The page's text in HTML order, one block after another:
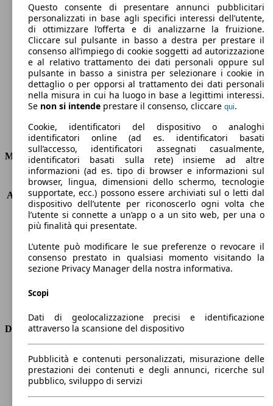
109 g/km
Emissioni di CO2 (combinato)*
Ø 4.2 l/100km
Consumi
Motore e Prestazioni
KW (PS)
110 kW (150 PS)
Accelerazione (0-100 km/h) 8.2s
Velocità massima (km/h)
220 km/h
Numero di marce
8
Cilindrata
2143 ccm
Carburante
Diesel
Trasmissione
Dimensioni
Lunghezza
4640 mm
Altezza
1440 mm
Larghezza
2020 mm
Passo
2820 mm
Questo consente di presentare annunci pubblicitari
personalizzati in base agli specifici interessi dell’utente,
di ottimizzare l’offerta e di analizzarne la fruizione.
Cliccare sul pulsante in basso a destra per prestare il
consenso all’impiego di cookie soggetti ad autorizzazione
e al relativo trattamento dei dati personali oppure sul
pulsante in basso a sinistra per selezionare i cookie in
dettaglio o per opporsi al trattamento dei dati personali
nella misura in cui ha luogo in base a legittimi interessi.
Se non si intende prestare il consenso, cliccare qui.
Cookie, identificatori del dispositivo o analoghi
identificatori online (ad es. identificatori basati
sull’accesso, identificatori assegnati casualmente,
identificatori basati sulla rete) insieme ad altre
informazioni (ad es. tipo di browser e informazioni sul
browser, lingua, dimensioni dello schermo, tecnologie
supportate, ecc.) possono essere archiviati sul o letti dal
dispositivo dell’utente per riconoscerlo ogni volta che
l’utente si connette a un’app o a un sito web, per una o
più finalità qui presentate.
L’utente può modificare le sue preferenze o revocare il
consenso prestato in qualsiasi momento visitando la
sezione Privacy Manager della nostra informativa.
Scopi
Dati di geolocalizzazione precisi e identificazione
attraverso la scansione del dispositivo
Pubblicità e contenuti personalizzati, misurazione delle
prestazioni dei contenuti e degli annunci, ricerche sul
pubblico, sviluppo di servizi